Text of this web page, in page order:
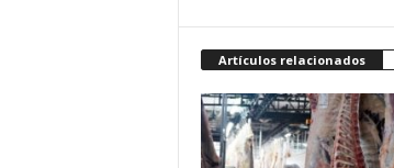
Artículos relacionados